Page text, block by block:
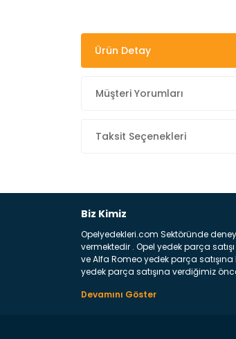
Ürün Detay
Müşteri Yorumları
Taksit Seçenekleri
Biz Kimiz
Opelyedekleri.com Sektöründe
vermektedir . Opel yedek parça
ve Alfa Romeo yedek parça
yedek parça satışına verdiğimiz
belirttiğimiz parçalar sizlere fikir
üretilmiş disk ile teması sayesinde